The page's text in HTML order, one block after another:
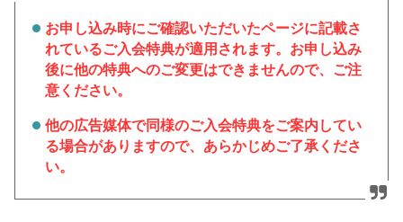
お申し込み時にご確認いただいたページに記載さ
れているご入会特典が適用されます。お申し込み
後に他の特典へのご変更はできませんので、ご注
意ください。
他の広告媒体で同様のご入会特典をご案内してい
る場合がありますので、あらかじめご了承くださ
い。